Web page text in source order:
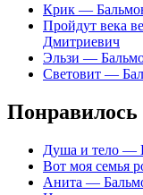
Крик —
Пройдут века
Дмитриевич
Эльзи —
Световит —
Понравилось
Душа и тело —
Вот моя семья
Анита —